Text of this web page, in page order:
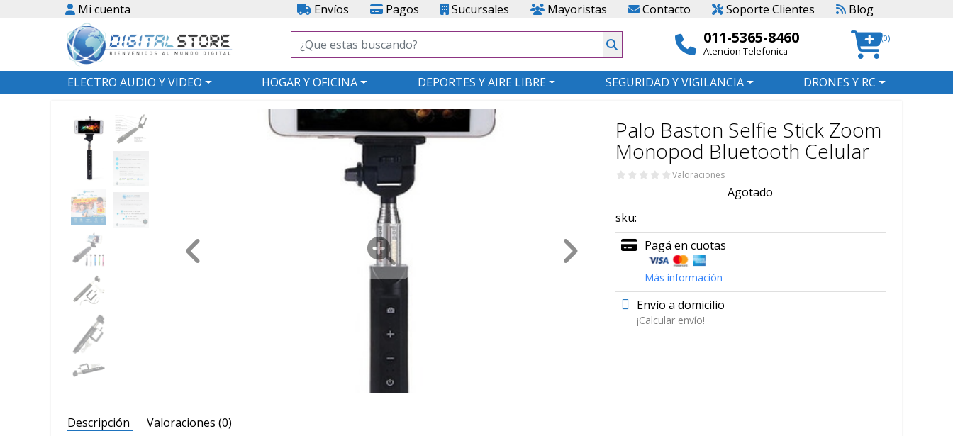
Mi cuenta Envíos Pagos Sucursales Mayoristas Contacto Soporte Clientes Blog
011-5365-8460
Atencion Telefonica
(0)
ELECTRO AUDIO Y VIDEO HOGAR Y OFICINA DEPORTES Y AIRE LIBRE SEGURIDAD Y VIGILANCIA DRONES Y RC
Palo Baston Selfie Stick Zoom
Monopod Bluetooth Celular
Valoraciones
Agotado
sku:
Pagá en cuotas
Más información
Envío a domicilio
¡Calcular envío!
Descripción Valoraciones (0)